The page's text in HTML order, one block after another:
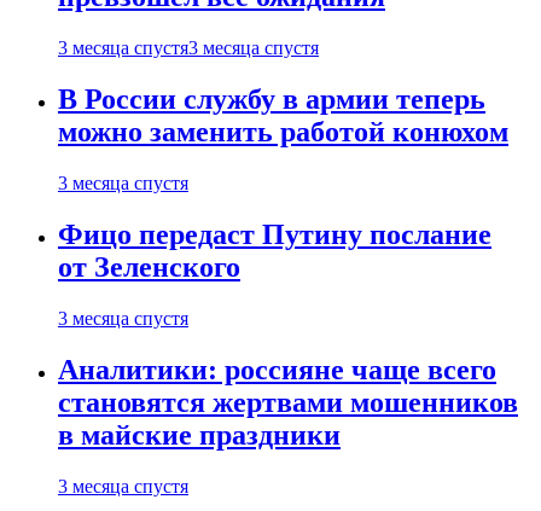
3 месяца спустя3 месяца спустя
В России службу в армии теперь
можно заменить работой конюхом
3 месяца спустя
Фицо передаст Путину послание
от Зеленского
3 месяца спустя
Аналитики: россияне чаще всего
становятся жертвами мошенников
в майские праздники
3 месяца спустя